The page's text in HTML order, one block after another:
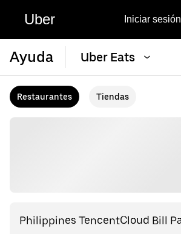
Uber Iniciar sesión
Ayuda Uber Eats
Restaurantes Tiendas